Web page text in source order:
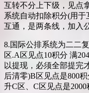
互转不分上下级，见点
系统自动扣除积分(用
互通，是两条线，加入
8.国际公排系统为二二
区.A区见点10积分 满
以提现，必须全部提完
后清零)B区见点是800
升C区、C区见点是